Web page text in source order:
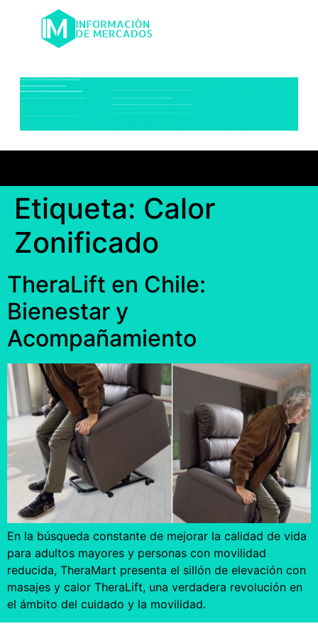
Etiqueta: Calor
Zonificado
TheraLift en Chile:
Bienestar y
Acompañamiento
En la búsqueda constante de mejorar la calidad de vida
para adultos mayores y personas con movilidad
reducida, TheraMart presenta el sillón de elevación con
masajes y calor TheraLift, una verdadera revolución en
el ámbito del cuidado y la movilidad.